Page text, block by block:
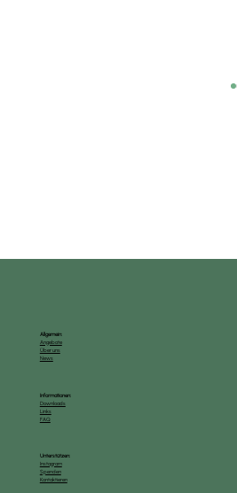
Allgemein:
Angebote
Über uns
News
Informationen:
Downloads
Links
FAQ
Unterstützen:
Instagram
Spenden
Kontaktieren